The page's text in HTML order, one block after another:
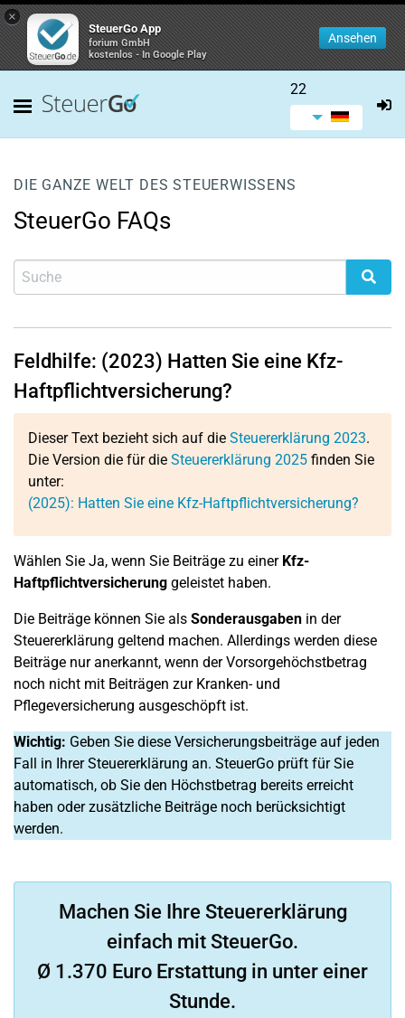
×
SteuerGo App
forium GmbH
kostenlos - In Google Play
Ansehen
22
DIE GANZE WELT DES STEUERWISSENS
SteuerGo FAQs
Feldhilfe: (2023) Hatten Sie eine Kfz-
Haftpflichtversicherung?
Dieser Text bezieht sich auf die Steuererklärung 2023.
Die Version die für die Steuererklärung 2025 finden Sie
unter:
(2025): Hatten Sie eine Kfz-Haftpflichtversicherung?
Wählen Sie Ja, wenn Sie Beiträge zu einer Kfz-
Haftpflichtversicherung geleistet haben.
Die Beiträge können Sie als Sonderausgaben in der
Steuererklärung geltend machen. Allerdings werden diese
Beiträge nur anerkannt, wenn der Vorsorgehöchstbetrag
noch nicht mit Beiträgen zur Kranken- und
Pflegeversicherung ausgeschöpft ist.
Wichtig: Geben Sie diese Versicherungsbeiträge auf jeden
Fall in Ihrer Steuererklärung an. SteuerGo prüft für Sie
automatisch, ob Sie den Höchstbetrag bereits erreicht
haben oder zusätzliche Beiträge noch berücksichtigt
werden.
Machen Sie Ihre Steuererklärung
einfach mit SteuerGo.
Ø 1.370 Euro Erstattung in unter einer
Stunde.